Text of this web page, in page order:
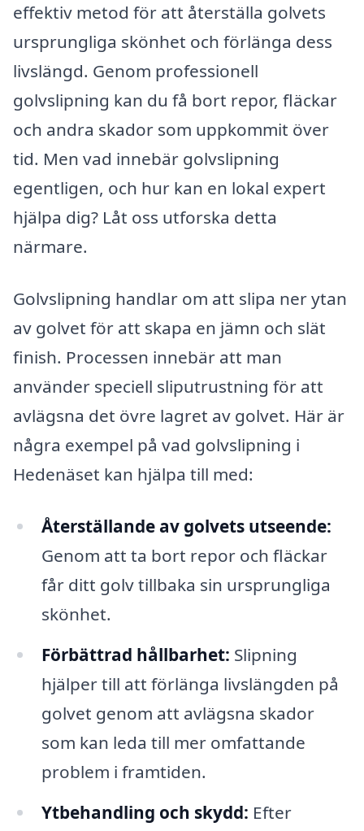
effektiv metod för att återställa golvets
ursprungliga skönhet och förlänga dess
livslängd. Genom professionell
golvslipning kan du få bort repor, fläckar
och andra skador som uppkommit över
tid. Men vad innebär golvslipning
egentligen, och hur kan en lokal expert
hjälpa dig? Låt oss utforska detta
närmare.
Golvslipning handlar om att slipa ner ytan
av golvet för att skapa en jämn och slät
finish. Processen innebär att man
använder speciell sliputrustning för att
avlägsna det övre lagret av golvet. Här är
några exempel på vad golvslipning i
Hedenäset kan hjälpa till med:
Återställande av golvets utseende:
Genom att ta bort repor och fläckar
får ditt golv tillbaka sin ursprungliga
skönhet.
Förbättrad hållbarhet: Slipning
hjälper till att förlänga livslängden på
golvet genom att avlägsna skador
som kan leda till mer omfattande
problem i framtiden.
Ytbehandling och skydd: Efter